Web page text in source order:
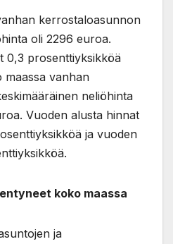
kerrostaloasunnon
oli 2296 euroa.
0,3 prosenttiyksikköä
maassa vanhan
neliöhinta
Vuoden alusta hinnat
ja vuoden
koko maassa
ja